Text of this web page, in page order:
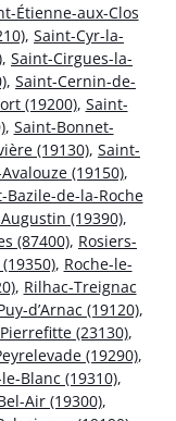
Étienne-aux-Clos
, Saint-Cyr-la-
, Saint-Cirgues-la-
, Saint-Cernin-de-
(19200), Saint-
, Saint-Bonnet-
(19130), Saint-
(19150),
Bazile-de-la-Roche
(19390),
(87400), Rosiers-
, Roche-le-
, Rilhac-Treignac
d’Arnac (19120),
Pierrefitte (23130),
(19290),
Blanc (19310),
Air (19300),